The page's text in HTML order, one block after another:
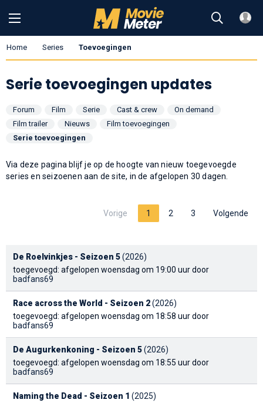
Home Series Toevoegingen
Serie toevoegingen updates
Forum Film Serie Cast & crew
On demand
Film trailer
Nieuws
Film toevoegingen
Serie toevoegingen
Via deze pagina blijf je op de hoogte van nieuw toegevoegde
series en seizoenen aan de site, in de afgelopen 30 dagen.
Vorige 1 2 3 Volgende
De Roelvinkjes - Seizoen 5(2026)
toegevoegd: afgelopen woensdag om 19:00 uur door
badfans69
Race across the World - Seizoen 2(2026)
toegevoegd: afgelopen woensdag om 18:58 uur door
badfans69
De Augurkenkoning - Seizoen 5(2026)
toegevoegd: afgelopen woensdag om 18:55 uur door
badfans69
Naming the Dead - Seizoen 1 (2025)